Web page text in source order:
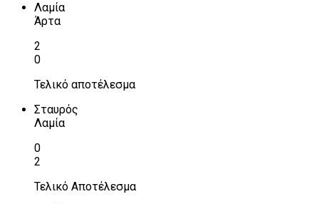
Λαμία
Άρτα
2
0
Τελικό αποτέλεσμα
Σταυρός
Λαμία
0
2
Τελικό Αποτέλεσμα